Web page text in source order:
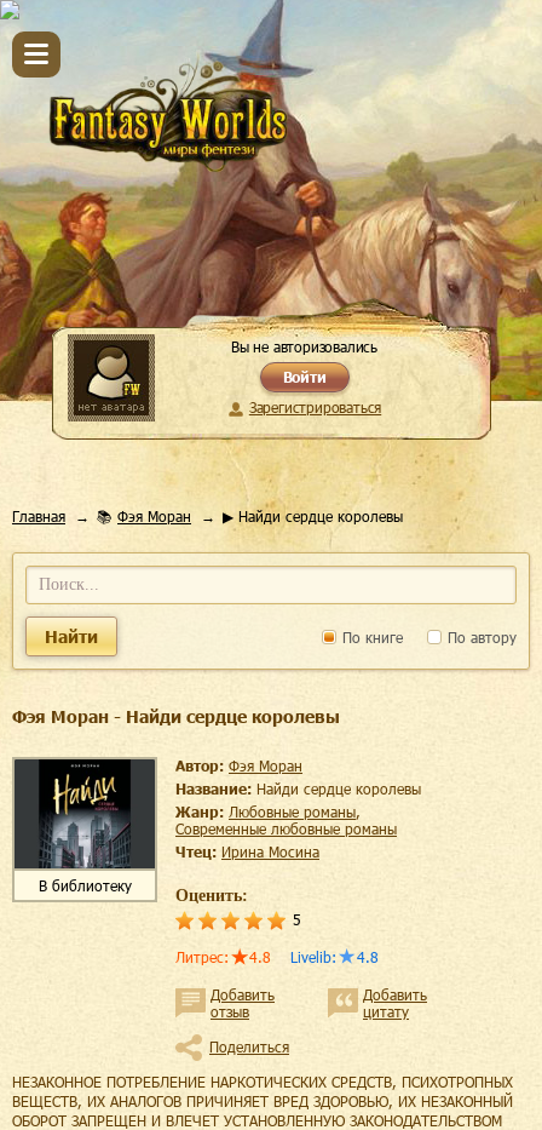
Вы не авторизовались
Войти
Зарегистрироваться
Главная 📚 Фэя Моран ▶ Найди сердце королевы
По книге По автору
Найти
Фэя Моран - Найди сердце королевы
В библиотеку
Автор: Фэя Моран
Название: Найди сердце королевы
Жанр:
любовные романы,
современные любовные романы
Чтец:
Ирина Мосина
Оценить:
5
Литрес: 4.8 Livelib: 4.8
Добавить
отзыв
Добавить
цитату
Поделиться
НЕЗАКОННОЕ ПОТРЕБЛЕНИЕ НАРКОТИЧЕСКИХ СРЕДСТВ, ПСИХОТРОПНЫХ
ВЕЩЕСТВ, ИХ АНАЛОГОВ ПРИЧИНЯЕТ ВРЕД ЗДОРОВЬЮ, ИХ НЕЗАКОННЫЙ
ОБОРОТ ЗАПРЕЩЕН И ВЛЕЧЕТ УСТАНОВЛЕННУЮ ЗАКОНОДАТЕЛЬСТВОМ